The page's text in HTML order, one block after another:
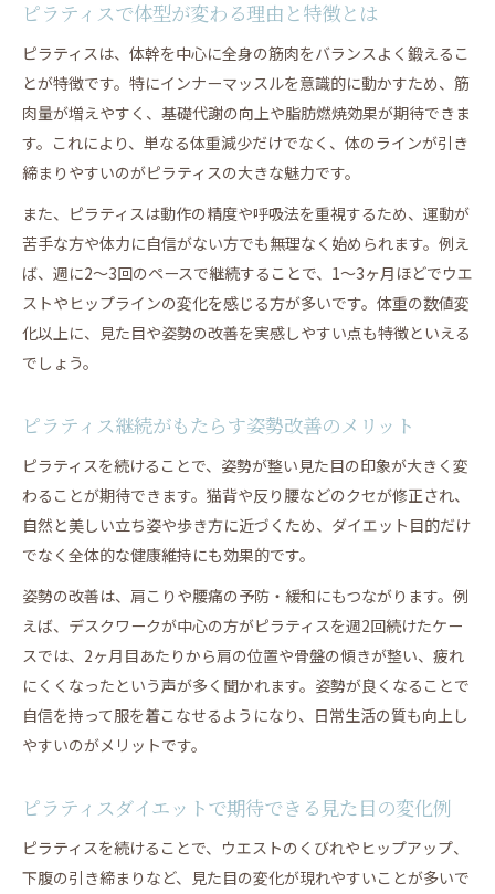
介
ピラティスで体型が変わった体験談から得られる
気づき
ピラティスダイエット効果の期間別変化を徹底解
説
見た目の変化に表れるピラティスならではの効果
ピラティス痩せたブログで語られるリアルな成果
週何回のピラティスで体型が変わるのか検証
ピラティス痩せる週何回が理想か徹底解説
ピラティス週一効果と継続のポイント
週何回ピラティスを続けると体が変わるのか
ピラティスダイエット効果は頻度でどう変わる？
ピラティスで痩せた人の体験談から学ぶ成功法
ピラティス痩せたビフォーアフターの共通点
ピラティスブログ体験談が語るダイエット実感
ピラティスで体型が変わった人のリアルな声
継続ピラティスで得た痩せる実感のポイント
ジムとの違いとピラティスが持つ持続力とは
ピラティスとジムどっちが痩せるか徹底比較
ジムとピラティスのダイエット効果の違い
ピラティスの持続力がダイエット成功を後押し
3ヶ月継続ピラティスで変わる生活と習慣化のコツ
ピラティスで体型が変わる理由と特徴とは
ピラティスは、体幹を中心に全身の筋肉をバランスよく鍛えるこ
とが特徴です。特にインナーマッスルを意識的に動かすため、筋
肉量が増えやすく、基礎代謝の向上や脂肪燃焼効果が期待できま
す。これにより、単なる体重減少だけでなく、体のラインが引き
締まりやすいのがピラティスの大きな魅力です。
また、ピラティスは動作の精度や呼吸法を重視するため、運動が
苦手な方や体力に自信がない方でも無理なく始められます。例え
ば、週に2～3回のペースで継続することで、1～3ヶ月ほどでウエ
ストやヒップラインの変化を感じる方が多いです。体重の数値変
化以上に、見た目や姿勢の改善を実感しやすい点も特徴といえる
でしょう。
ピラティス継続がもたらす姿勢改善のメリット
ピラティスを続けることで、姿勢が整い見た目の印象が大きく変
わることが期待できます。猫背や反り腰などのクセが修正され、
自然と美しい立ち姿や歩き方に近づくため、ダイエット目的だけ
でなく全体的な健康維持にも効果的です。
姿勢の改善は、肩こりや腰痛の予防・緩和にもつながります。例
えば、デスクワークが中心の方がピラティスを週2回続けたケー
スでは、2ヶ月目あたりから肩の位置や骨盤の傾きが整い、疲れ
にくくなったという声が多く聞かれます。姿勢が良くなることで
自信を持って服を着こなせるようになり、日常生活の質も向上し
やすいのがメリットです。
ピラティスダイエットで期待できる見た目の変化例
ピラティスを続けることで、ウエストのくびれやヒップアップ、
下腹の引き締まりなど、見た目の変化が現れやすいことが多いで